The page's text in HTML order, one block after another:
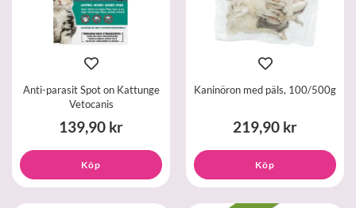
Anti-parasit Spot on Kattunge
Vetocanis
139,90 kr
Köp
Kaninöron med päls, 100/500g
219,90 kr
Köp